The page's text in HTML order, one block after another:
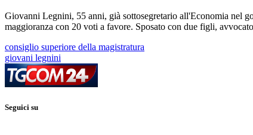
Giovanni Legnini, 55 anni, già sottosegretario all'Economia nel
maggioranza con 20 voti a favore. Sposato con due figli,
consiglio superiore della magistratura
giovani legnini
Seguici su